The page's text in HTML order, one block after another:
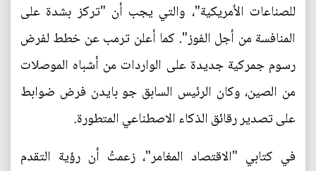
للصناعات الأمريكية"، والتي يجب أن "تركز بشدة على
المنافسة من أجل الفوز". كما أعلن ترمب عن خطط لفرض
رسوم جمركية جديدة على الواردات من أشباه الموصلات
من الصين، وكان الرئيس السابق جو بايدن فرض ضوابط
على تصدير رقائق الذكاء الاصطناعي المتطورة.
في كتابي "الاقتصاد المغامر"، زعمتُ أن رؤية التقدم